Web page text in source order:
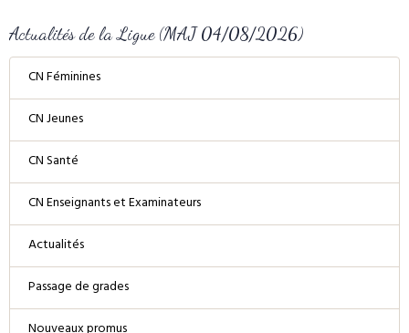
Actualités de la Ligue (MAJ 04/08/2026)
CN Féminines
CN Jeunes
CN Santé
CN Enseignants et Examinateurs
Actualités
Passage de grades